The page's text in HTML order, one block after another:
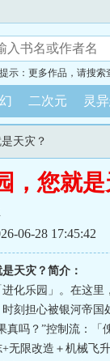
示：更多作品，请搜索
二次元 灵
天灾？
，您就是
06-28 17:45:42
天灾？简介：
化乐园」。在这里
刻担心被银河帝国
真吗？”控制流：
无限改造＋机械飞